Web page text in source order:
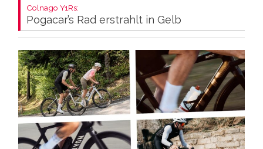
Colnago Y1Rs:
Pogacar’s Rad erstrahlt in Gelb